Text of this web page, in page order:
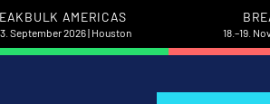
AMERICAS
September 2026 | Houston 18.–19.